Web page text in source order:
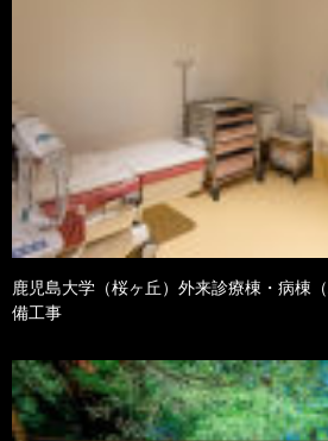
鹿児島大学（桜ヶ丘）外来診療棟・病棟
備工事